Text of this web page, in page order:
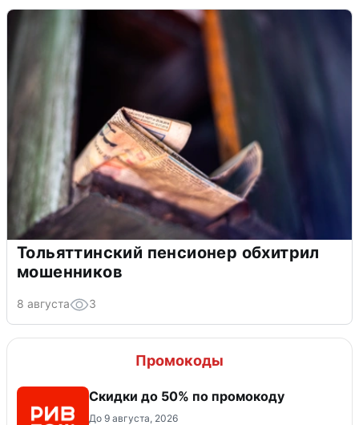
Тольяттинский пенсионер обхитрил
мошенников
8 августа 3
Промокоды
Скидки до 50% по промокоду
До 9 августа, 2026